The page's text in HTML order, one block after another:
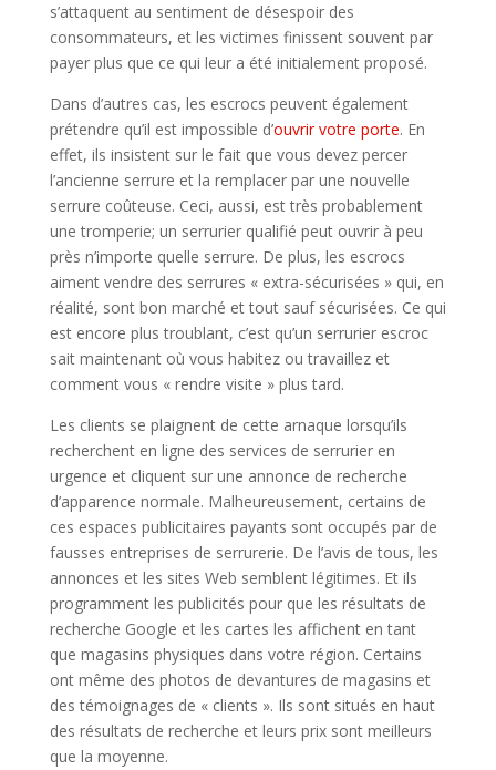
s’attaquent au sentiment de désespoir des
consommateurs, et les victimes finissent souvent par
payer plus que ce qui leur a été initialement proposé.
Dans d’autres cas, les escrocs peuvent également
prétendre qu’il est impossible d’ouvrir votre porte. En
effet, ils insistent sur le fait que vous devez percer
l’ancienne serrure et la remplacer par une nouvelle
serrure coûteuse. Ceci, aussi, est très probablement
une tromperie; un serrurier qualifié peut ouvrir à peu
près n’importe quelle serrure. De plus, les escrocs
aiment vendre des serrures « extra-sécurisées » qui, en
réalité, sont bon marché et tout sauf sécurisées. Ce qui
est encore plus troublant, c’est qu’un serrurier escroc
sait maintenant où vous habitez ou travaillez et
comment vous « rendre visite » plus tard.
Les clients se plaignent de cette arnaque lorsqu’ils
recherchent en ligne des services de serrurier en
urgence et cliquent sur une annonce de recherche
d’apparence normale. Malheureusement, certains de
ces espaces publicitaires payants sont occupés par de
fausses entreprises de serrurerie. De l’avis de tous, les
annonces et les sites Web semblent légitimes. Et ils
programment les publicités pour que les résultats de
recherche Google et les cartes les affichent en tant
que magasins physiques dans votre région. Certains
ont même des photos de devantures de magasins et
des témoignages de « clients ». Ils sont situés en haut
des résultats de recherche et leurs prix sont meilleurs
que la moyenne.